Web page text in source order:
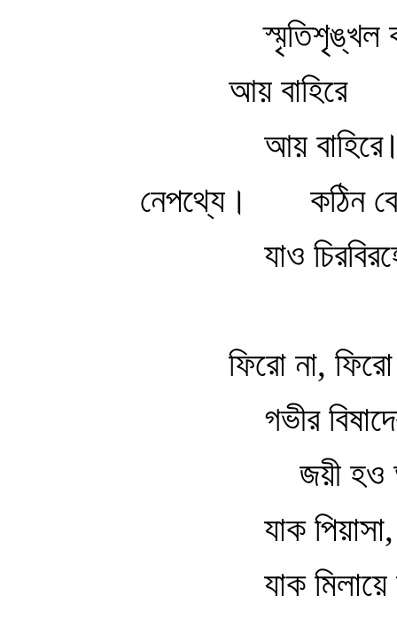
স্মৃতিশৃঙ্খল
আয় বাহিরে
আয়
নেপথ্যে।
কঠিন
যাও
ফিরো না,
গভীর
জয়ী হও
যাক
যাক